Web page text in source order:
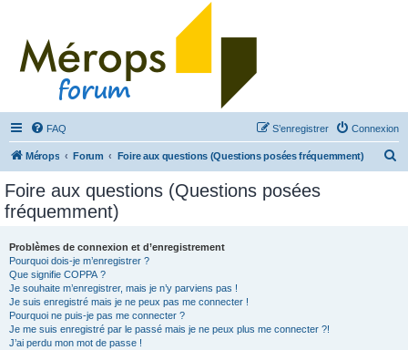
FAQ Connexion
S’enregistrer
Mérops Forum Foire aux questions (Questions posées fréquemment)
Foire aux questions (Questions posées
fréquemment)
Problèmes de connexion et d’enregistrement
Pourquoi dois-je m’enregistrer ?
Que signifie COPPA ?
Je souhaite m’enregistrer, mais je n’y parviens pas !
Je suis enregistré mais je ne peux pas me connecter !
Pourquoi ne puis-je pas me connecter ?
Je me suis enregistré par le passé mais je ne peux plus me connecter ?!
J’ai perdu mon mot de passe !